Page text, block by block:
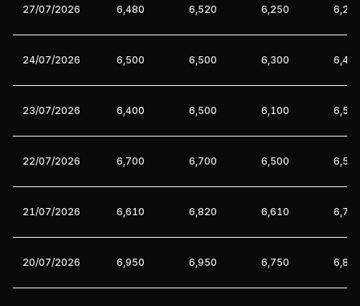
27/07/2026 6,480 6,520 6,250
24/07/2026 6,500 6,500 6,300
23/07/2026 6,400 6,500 6,100
22/07/2026 6,700 6,700 6,500
21/07/2026 6,610 6,820 6,610
20/07/2026 6,950 6,950 6,750